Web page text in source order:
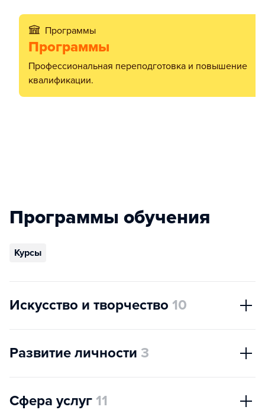
Программы
Программы
Профессиональная переподготовка и повышение
квалификации.
Программы обучения
Курсы
Искусство и творчество 10
Развитие личности 3
Сфера услуг 11